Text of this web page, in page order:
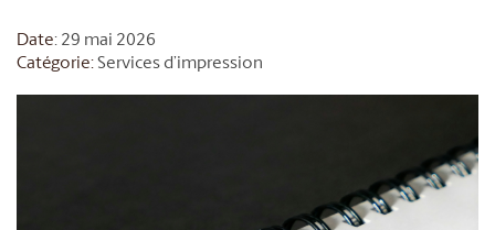
Date: 29 mai 2026
Catégorie:Services d’impression